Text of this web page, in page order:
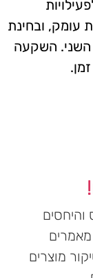
עומק, ובחינת
השני. השקעה
מאמרים
מוצרים